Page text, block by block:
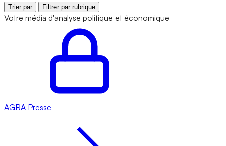
Trier par Filtrer par rubrique
Votre média d'analyse politique et économique
AGRA Presse